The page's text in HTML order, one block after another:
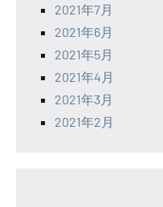
2021年7月
2021年6月
2021年5月
2021年4月
2021年3月
2021年2月